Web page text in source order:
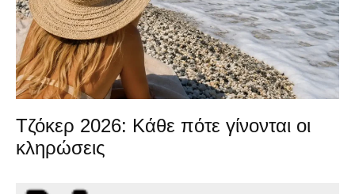
Τζόκερ 2026: Κάθε πότε γίνονται οι
κληρώσεις